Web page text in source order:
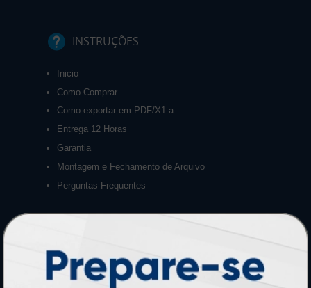
INSTRUÇÕES
Inicio
Como Comprar
Como exportar em PDF/X1-a
Entrega 12 Horas
Garantia
Montagem e Fechamento de Arquivo
Perguntas Frequentes
Horário: